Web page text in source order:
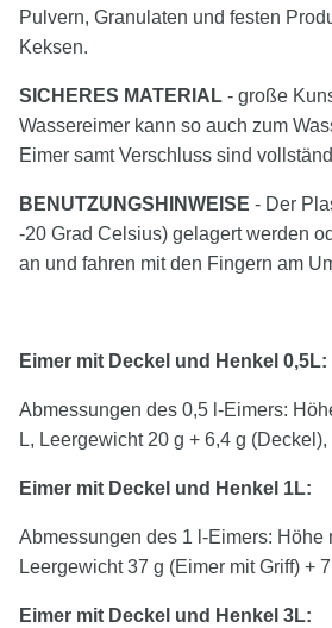
Pulvern, Granulaten und festen
Keksen.
SICHERES MATERIAL - große
Wassereimer kann so auch zum
Eimer samt Verschluss sind
BENUTZUNGSHINWEISE - Der
-20 Grad Celsius) gelagert werden
an und fahren mit den Fingern am
Eimer mit Deckel und Henkel 0,5L:
Abmessungen des 0,5 l-Eimers:
L, Leergewicht 20 g + 6,4 g
Eimer mit Deckel und Henkel 1L:
Abmessungen des 1 l-Eimers: Höhe
Leergewicht 37 g (Eimer mit Griff) +
Eimer mit Deckel und Henkel 3L: